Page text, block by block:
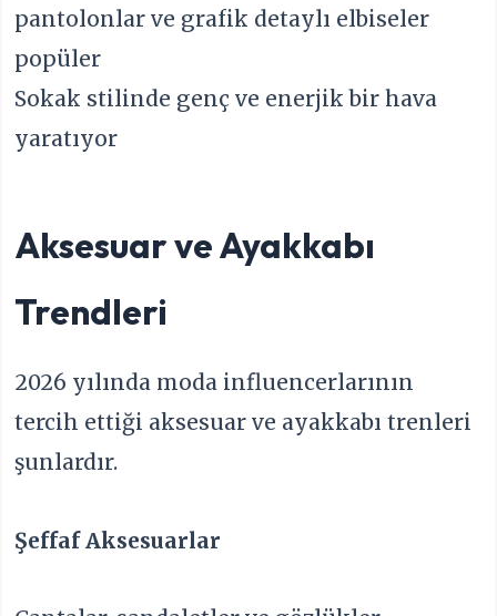
pantolonlar ve grafik detaylı elbiseler
popüler
Sokak stilinde genç ve enerjik bir hava
yaratıyor
Aksesuar ve Ayakkabı
Trendleri
2026 yılında moda influencerlarının
tercih ettiği aksesuar ve ayakkabı trenleri
şunlardır.
Şeffaf Aksesuarlar